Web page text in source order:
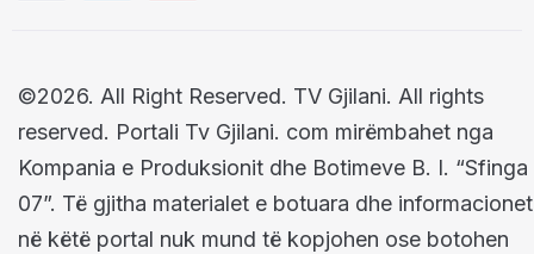
©2026. All Right Reserved. TV Gjilani. All rights
reserved. Portali Tv Gjilani. com mirëmbahet nga
Kompania e Produksionit dhe Botimeve B. I. “Sfinga
07”. Të gjitha materialet e botuara dhe informacionet
në këtë portal nuk mund të kopjohen ose botohen